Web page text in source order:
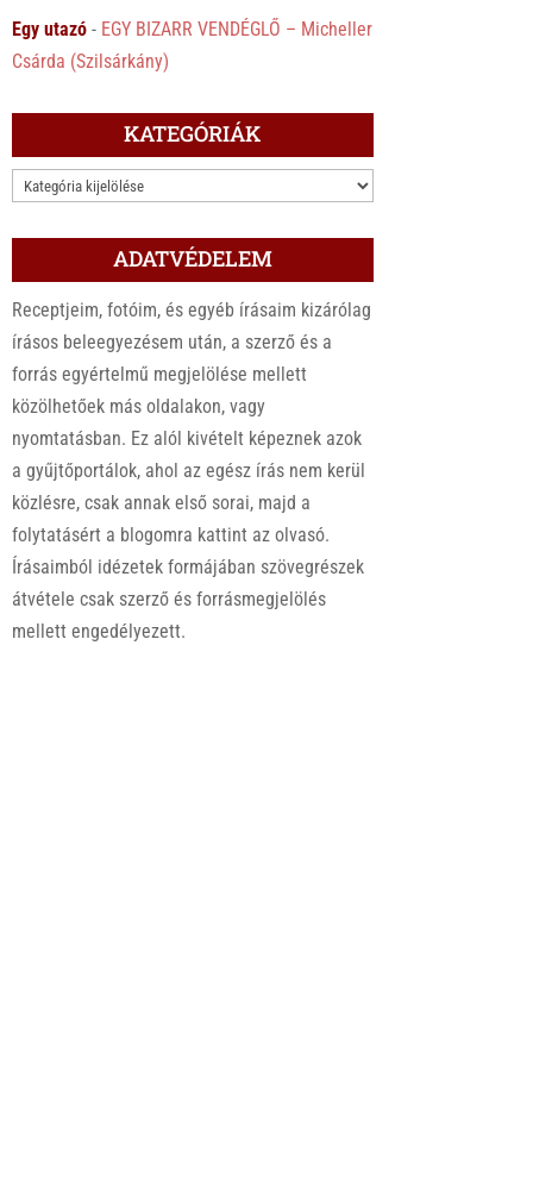
Egy utazó - EGY BIZARR VENDÉGLŐ – Micheller
Csárda (Szilsárkány)
KATEGÓRIÁK
KATEGÓRIÁK
ADATVÉDELEM
Receptjeim, fotóim, és egyéb írásaim kizárólag
írásos beleegyezésem után, a szerző és a
forrás egyértelmű megjelölése mellett
közölhetőek más oldalakon, vagy
nyomtatásban. Ez alól kivételt képeznek azok
a gyűjtőportálok, ahol az egész írás nem kerül
közlésre, csak annak első sorai, majd a
folytatásért a blogomra kattint az olvasó.
Írásaimból idézetek formájában szövegrészek
átvétele csak szerző és forrásmegjelölés
mellett engedélyezett.